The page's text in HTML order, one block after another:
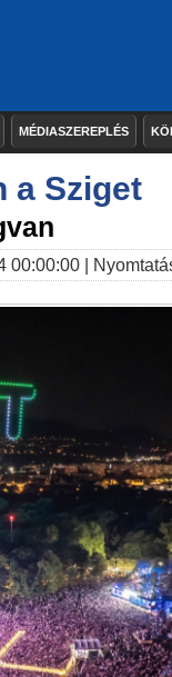
MÉDIASZEREPLÉS
a Sziget
00:00:00 |